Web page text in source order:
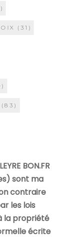
(31)
(83)
BON.FR
sont ma
contraire
les lois
la propriété
écrite